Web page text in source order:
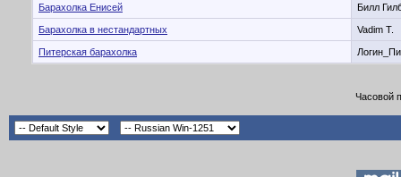
Барахолка Енисей Билл
Барахолка в нестандартных Vadim T.
Питерская барахолка
Часовой